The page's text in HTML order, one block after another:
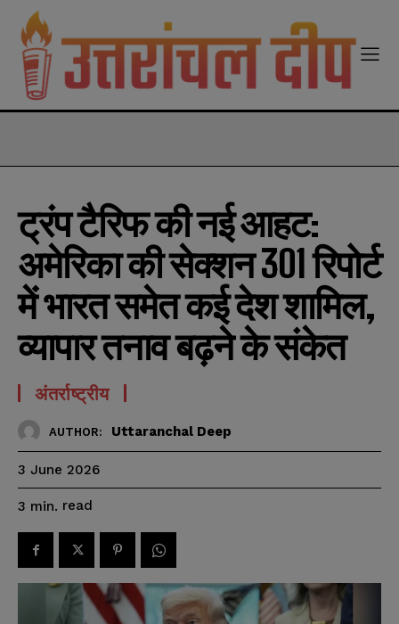
ट्रंप टैरिफ की नई आहट:
अमेरिका की सेक्शन 301 रिपोर्ट
में भारत समेत कई देश शामिल,
व्यापार तनाव बढ़ने के संकेत
अंतर्राष्ट्रीय
AUTHOR: Uttaranchal Deep
3 June 2026
3 min. read